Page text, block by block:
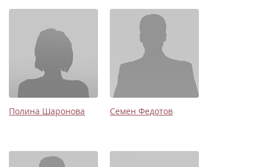
Полина Шаронова Семен Федотов